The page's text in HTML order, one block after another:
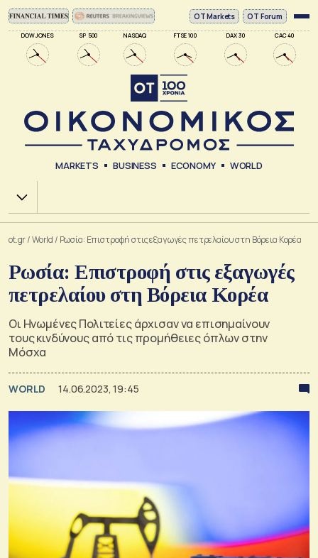
DOW JONES SP 500 NASDAQ FTSE 100 DAX 30 CAC 40
ΟΤ Markets OT Forum
MARKETS BUSINESS ECONOMY WORLD
Χ.Α.
ot.gr/World / Ρωσία: Επιστροφή στις εξαγωγές πετρελαίου στη Βόρεια Κορέα
Ρωσία: Επιστροφή στις εξαγωγές
πετρελαίου στη Βόρεια Κορέα
Οι Ηνωμένες Πολιτείες άρχισαν να επισημαίνουν
τους κινδύνους από τις προμήθειες όπλων στην
Μόσχα
WORLD 14.06.2023, 19:45